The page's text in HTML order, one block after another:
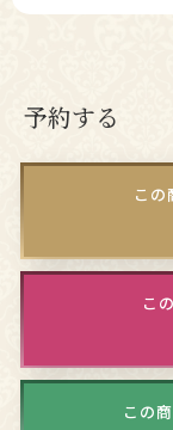
予約する
こ
こ
この